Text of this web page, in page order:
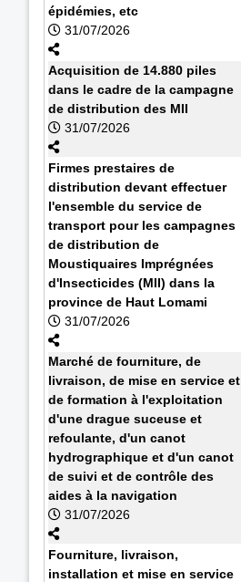
épidémies, etc
31/07/2026
Acquisition de 14.880 piles
dans le cadre de la campagne
de distribution des MII
31/07/2026
Firmes prestaires de
distribution devant effectuer
l'ensemble du service de
transport pour les campagnes
de distribution de
Moustiquaires Imprégnées
d'Insecticides (MII) dans la
province de Haut Lomami
31/07/2026
Marché de fourniture, de
livraison, de mise en service et
de formation à l'exploitation
d'une drague suceuse et
refoulante, d'un canot
hydrographique et d'un canot
de suivi et de contrôle des
aides à la navigation
31/07/2026
Fourniture, livraison,
installation et mise en service